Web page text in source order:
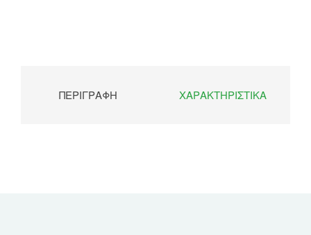
ΠΕΡΙΓΡΑΦΉ ΧΑΡΑΚΤΗΡΙΣΤΙΚΆ